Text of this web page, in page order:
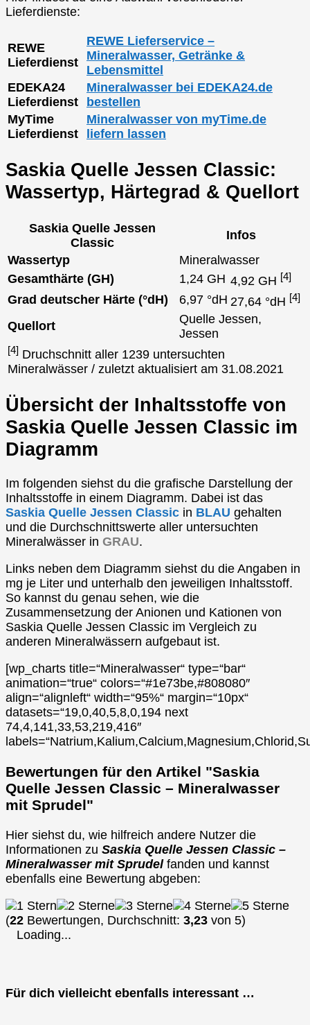
Lieferdienste:
REWE
Lieferdienst
REWE Lieferservice –
Mineralwasser, Getränke &
Lebensmittel
EDEKA24
Lieferdienst
Mineralwasser bei EDEKA24.de
bestellen
MyTime
Lieferdienst
Mineralwasser von myTime.de
liefern lassen
Saskia Quelle Jessen Classic:
Wassertyp, Härtegrad & Quellort
Saskia Quelle Jessen
Classic
Infos
Wassertyp
Mineralwasser
Gesamthärte (GH)
1,24 GH 4,92 GH [4]
Grad deutscher Härte (°dH) 6,97 °dH 27,64 °dH [4]
Quellort
Quelle Jessen,
Jessen
[4] Druchschnitt aller 1239 untersuchten
Mineralwässer / zuletzt aktualisiert am 31.08.2021
Übersicht der Inhaltsstoffe von
Saskia Quelle Jessen Classic im
Diagramm
Im folgenden siehst du die grafische Darstellung der
Inhaltsstoffe in einem Diagramm. Dabei ist das
Saskia Quelle Jessen Classic in BLAU gehalten
und die Durchschnittswerte aller untersuchten
Mineralwässer in GRAU.
Links neben dem Diagramm siehst du die Angaben in
mg je Liter und unterhalb den jeweiligen Inhaltsstoff.
So kannst du genau sehen, wie die
Zusammensetzung der Anionen und Kationen von
Saskia Quelle Jessen Classic im Vergleich zu
anderen Mineralwässern aufgebaut ist.
[wp_charts title=“Mineralwasser“ type=“bar“
animation=“true“ colors=“#1e73be,#808080″
align=“alignleft“ width=“95%“ margin=“10px“
datasets=“19,0,40,5,8,0,194 next
74,4,141,33,53,219,416″
Bewertungen für den Artikel "Saskia
Quelle Jessen Classic – Mineralwasser
mit Sprudel"
Hier siehst du, wie hilfreich andere Nutzer die
Informationen zu Saskia Quelle Jessen Classic –
Mineralwasser mit Sprudelfanden und kannst
ebenfalls eine Bewertung abgeben:
(22 Bewertungen, Durchschnitt: 3,23 von 5)
Loading...
Für dich vielleicht ebenfalls interessant …